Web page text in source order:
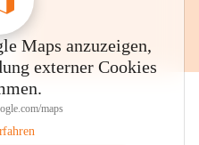
Maps anzuzeigen,
externer Cookies
maps